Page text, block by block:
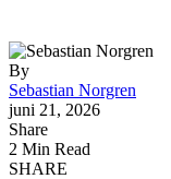
By
Sebastian Norgren
juni 21, 2026
Share
2 Min Read
SHARE